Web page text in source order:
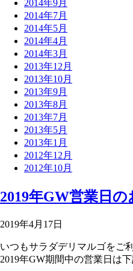
2014年9月
2014年7月
2014年5月
2014年4月
2014年3月
2013年12月
2013年10月
2013年9月
2013年8月
2013年7月
2013年5月
2013年1月
2012年12月
2012年10月
2019年GW営業日
2019年4月17日
いつもサラダデリマルゴをご
2019年GW期間中の営業日は下